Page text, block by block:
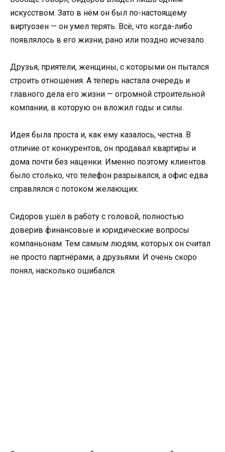
искусством. Зато в нём он был по-настоящему
виртуозен — он умел терять. Всё, что когда-либо
появлялось в его жизни, рано или поздно исчезало.
Друзья, приятели, женщины, с которыми он пытался
строить отношения. А теперь настала очередь и
главного дела его жизни — огромной строительной
компании, в которую он вложил годы и силы.
Идея была проста и, как ему казалось, честна. В
отличие от конкурентов, он продавал квартиры и
дома почти без наценки. Именно поэтому клиентов
было столько, что телефон разрывался, а офис едва
справлялся с потоком желающих.
Сидоров ушёл в работу с головой, полностью
доверив финансовые и юридические вопросы
компаньонам. Тем самым людям, которых он считал
не просто партнёрами, а друзьями. И очень скоро
понял, насколько ошибался.